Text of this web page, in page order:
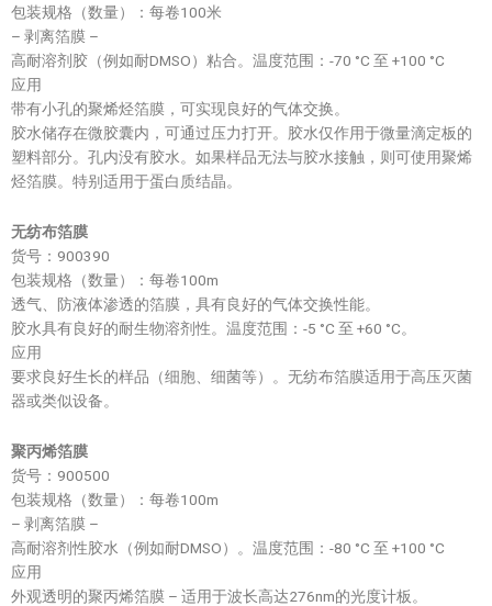
包装规格（数量）：每卷100米
– 剥离箔膜 –
高耐溶剂胶（例如耐DMSO）粘合。温度范围：-70 °C 至 +100 °C
应用
带有小孔的聚烯烃箔膜，可实现良好的气体交换。
胶水储存在微胶囊内，可通过压力打开。胶水仅作用于微量滴定板的
塑料部分。孔内没有胶水。如果样品无法与胶水接触，则可使用聚烯
烃箔膜。特别适用于蛋白质结晶。
无纺布箔膜
货号：900390
包装规格（数量）：每卷100m
透气、防液体渗透的箔膜，具有良好的气体交换性能。
胶水具有良好的耐生物溶剂性。温度范围：-5 °C 至 +60 °C。
应用
要求良好生长的样品（细胞、细菌等）。无纺布箔膜适用于高压灭菌
器或类似设备。
聚丙烯箔膜
货号：900500
包装规格（数量）：每卷100m
– 剥离箔膜 –
高耐溶剂性胶水（例如耐DMSO）。温度范围：-80 °C 至 +100 °C
应用
外观透明的聚丙烯箔膜 – 适用于波长高达276nm的光度计板。